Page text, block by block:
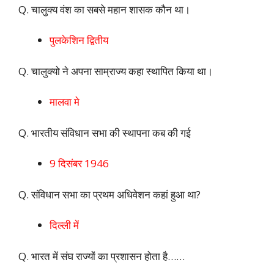
Q. चालुक्य वंश का सबसे महान शासक कौन था।
पुलकेशिन द्वितीय
Q. चालुक्यो ने अपना साम्राज्य कहा स्थापित किया था।
मालवा मे
Q. भारतीय संविधान सभा की स्थापना कब की गई
9 दिसंबर 1946
Q. संविधान सभा का प्रथम अधिवेशन कहां हुआ था?
दिल्ली में
Q. भारत में संघ राज्यों का प्रशासन होता है……